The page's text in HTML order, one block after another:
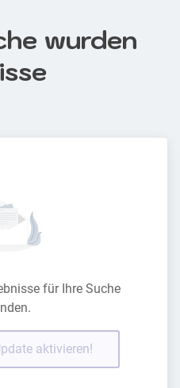
wurden
für Ihre Suche
aktivieren!